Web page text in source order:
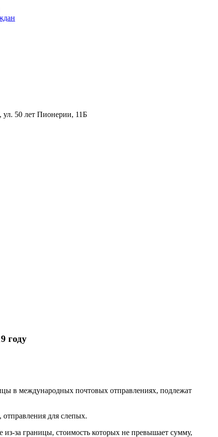
50 лет Пионерии, 11Б
году
в международных почтовых отправлениях, подлежат
для слепых.
за границы, стоимость которых не превышает сумму,